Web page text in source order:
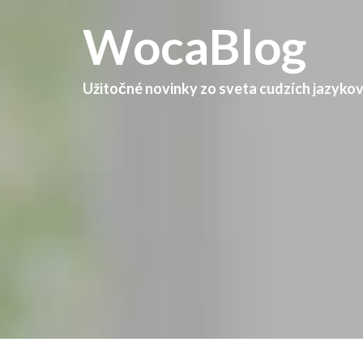
WocaBlog
Užitočné novinky zo sveta cudzích jazykov